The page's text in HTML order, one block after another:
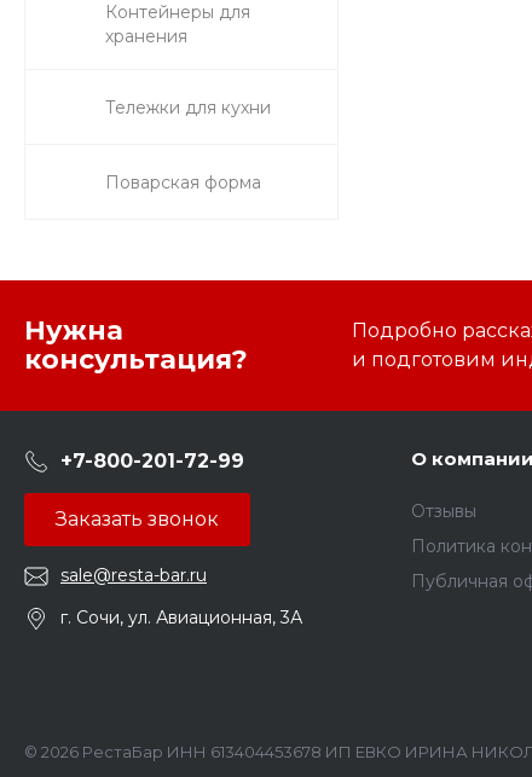
Контейнеры для
хранения
Тележки для кухни
Поварская форма
Нужна
консультация?
Подробно
и подготовим
+7-800-201-72-99
Заказать звонок
sale@resta-bar.ru
г. Сочи, ул. Авиационная, 3А
О компании
Отзывы
Политика
Публичная
© 2026 РестаБар ИНН 613404453678 ИП ЕВКО ИРИНА